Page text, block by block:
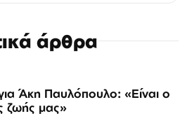
άρθρα
Άκη Παυλόπουλο: «Είναι ο
ζωής μας»